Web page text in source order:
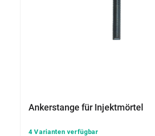
Ankerstange für Injektmörtel
4 Varianten verfügbar